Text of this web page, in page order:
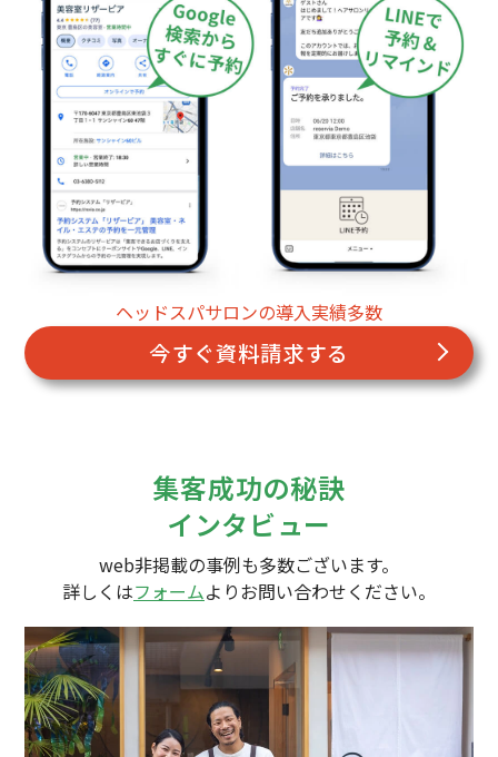
ヘッドスパサロンの導入実績多数
今すぐ資料請求する
集客成功の秘訣
インタビュー
web非掲載の事例も多数ございます。
詳しくはフォームよりお問い合わせください。